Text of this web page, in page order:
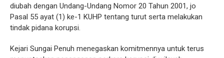
diubah dengan Undang-Undang Nomor 20 Tahun 2001, jo
Pasal 55 ayat (1) ke-1 KUHP tentang turut serta melakukan
tindak pidana korupsi.
Kejari Sungai Penuh menegaskan komitmennya untuk terus